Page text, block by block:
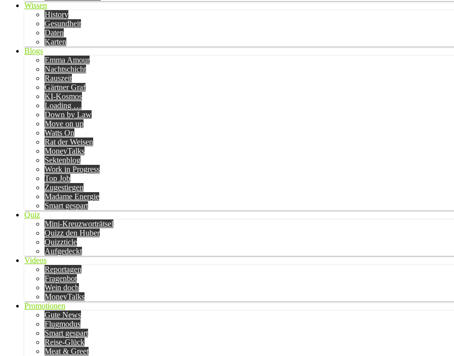
Wissen
History
Gesundheit
Daten
Karten
Blogs
Emma Amour
Nachtschicht
Rauszeit
Gärtner Graf
KI-Kosmos
Loading …
Down by Law
Move on up
Watts On
Rat der Weisen
MoneyTalks
Sektenblog
Work in Progress
Top Job
Zugestiegen
Madame Energie
Smart gespart
Quiz
Mini-Kreuzworträtsel
Quizz den Huber
Quizzticle
Aufgedeckt
Videos
Reportagen
Fragenbot
Wein doch
MoneyTalks
Promotionen
Gute News
Flugmodus
Smart gespart
Reise-Glück
Meat & Greet